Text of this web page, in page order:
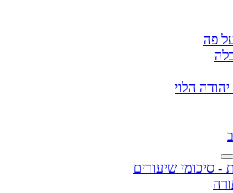
פה
הלוי
- סיכומי שיעורים